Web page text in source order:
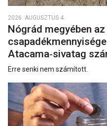
2026. AUGUSZTUS 4.
Nógrád megyében
Atacama‑sivatag
Erre senki nem számított.